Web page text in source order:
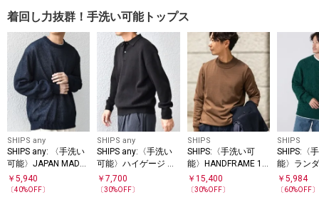
着回し力抜群！手洗い可能トップス
SHIPS any
SHIPS any: 〈手洗い
可能〉JAPAN MADE
ペーパーヤーン ハイ
ゲージ クルーネック
￥ 5,940
〔40%OFF〕
SHIPS any
SHIPS any:〈手洗い
可能〉ハイゲージ ミ
ラノリブ ブラッシュ
ド リラックス ニット
￥7,700
〔30%OFF〕
SHIPS
SHIPS:〈手洗い可
能〉HANDFRAME 16
ゲージ モックネック
ニット
￥ 15,400
〔30%OFF〕
SHIPS
SHIPS:〈
能〉ラン
クルーネ
ーバー ニ
￥5,984
〔60%OFF〕